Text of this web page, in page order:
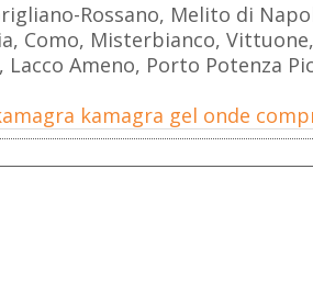
Rossano, Melito di
Como, Misterbianco,
Lacco Ameno, Porto Potenza
kamagra gel onde